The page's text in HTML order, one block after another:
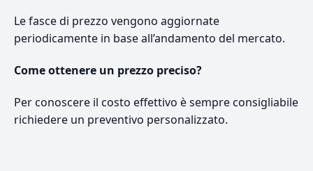
Le fasce di prezzo vengono aggiornate
periodicamente in base all’andamento del mercato.
Come ottenere un prezzo preciso?
Per conoscere il costo effettivo è sempre consigliabile
richiedere un preventivo personalizzato.